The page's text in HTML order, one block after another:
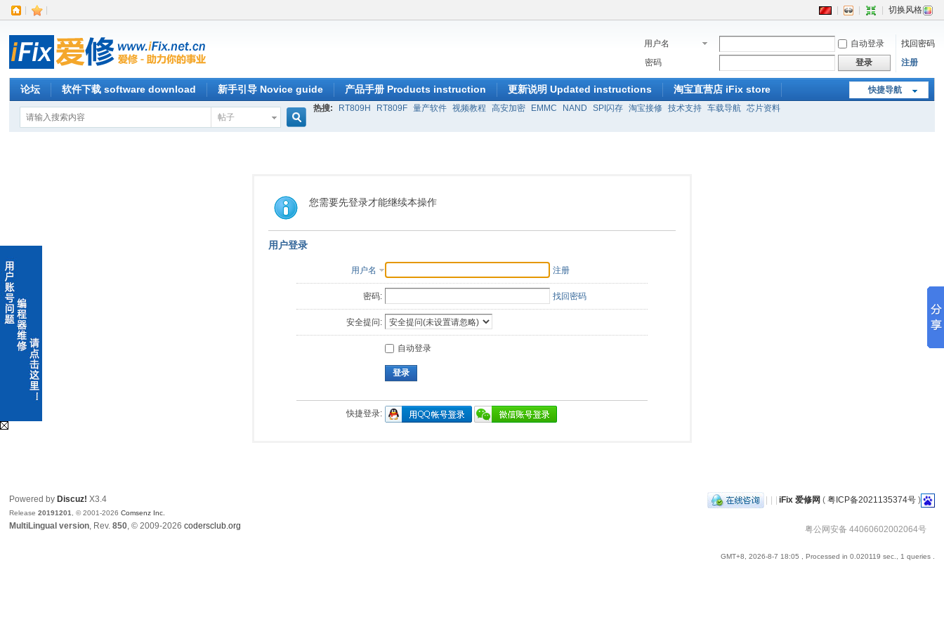
切换风格
用户名 自动登录
找回密码
密码
登录 注册
快捷导航
论坛 软件下载 software download 新手引导 Novice guide 产品手册 Products instruction 更新说明 Updated instructions 淘宝直营店 iFix store
帖子
索
热搜: RT809H RT809F 量产软件 视频教程 高安加密 EMMC NAND SPI闪存 淘宝接修 技术支持 车载导航 芯片资料
您需要先登录才能继续本操作
用户登录
用户名 注册
密码: 找回密码
安全提问:
自动登录
登录
快捷登录:
| | | iFix 爱修网 ( 粤ICP备2021135374号)
粤公网安备 44060602002064号
GMT+8, 2026-8-7 18:05 , Processed in 0.020119 sec., 1 queries .
Powered by Discuz! X3.4
Release20191201 , © 2001-2026Comsenz Inc.
MultiLingual version, Rev.850, © 2009-2026codersclub.org